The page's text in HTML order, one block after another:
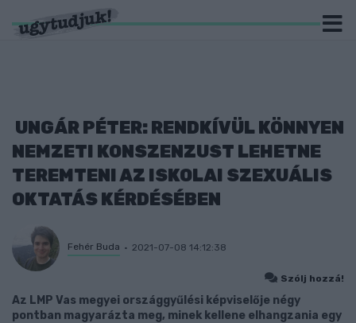
UNGÁR PÉTER: RENDKÍVÜL KÖNNYEN
NEMZETI KONSZENZUST LEHETNE
TEREMTENI AZ ISKOLAI SZEXUÁLIS
OKTATÁS KÉRDÉSÉBEN
Fehér Buda 2021-07-08 14:12:38
Szólj hozzá!
Az LMP Vas megyei országgyűlési képviselője négy
pontban magyarázta meg, minek kellene elhangzania egy